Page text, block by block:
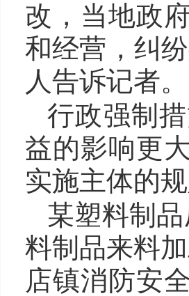
改，当地政
和经营，纠
人告诉记者。
行政强制
益的影响更
实施主体的
某塑料制
料制品来料
店镇消防安